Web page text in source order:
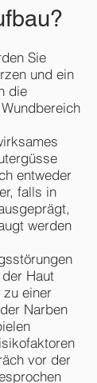
Sie
und ein
die
entweder
falls in
werden
Haut
zu einer
Narben
vor der